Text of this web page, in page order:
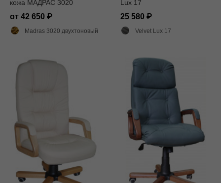
кожа МАДРАС 3020
от 42 650
Madras 3020 двухтоновый глянец
Lux 17
25 580
Velvet Lux 17